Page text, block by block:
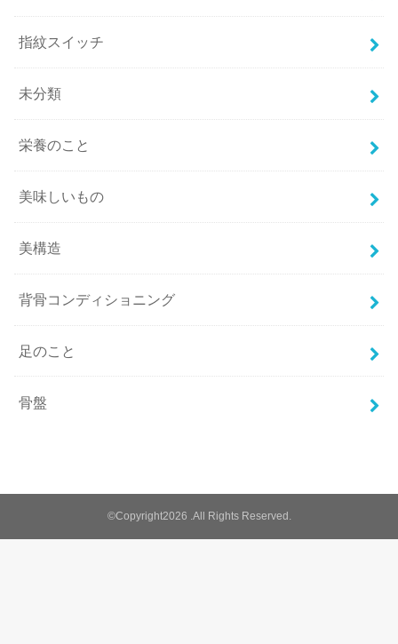
指紋スイッチ
未分類
栄養のこと
美味しいもの
美構造
背骨コンディショニング
足のこと
骨盤
©Copyright2026 .All Rights Reserved.